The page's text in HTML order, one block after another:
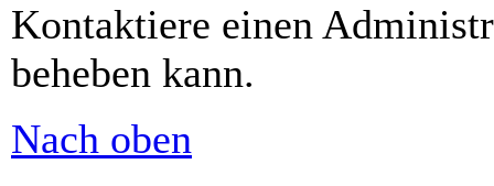
Kontaktiere einen
beheben kann.
Nach oben